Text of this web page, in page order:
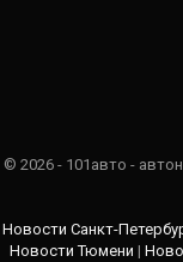
© 2026 - 101авто -
Новости Санкт-
Новости Тюмени |